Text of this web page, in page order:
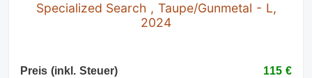
Specialized Search , Taupe/Gunmetal - L,
2024
Preis (inkl. Steuer) 115 €